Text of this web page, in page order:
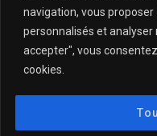
navigation, vous
personnalisés et
accepter", vous
cookies.